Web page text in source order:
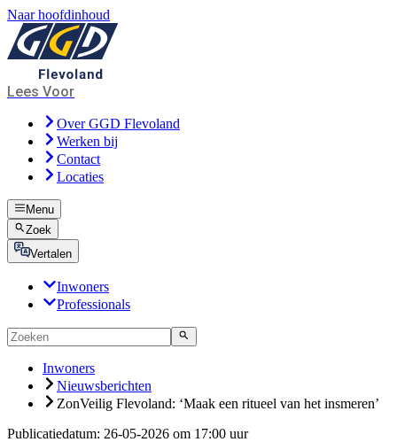
Naar hoofdinhoud
Lees Voor
Over GGD Flevoland
Werken bij
Contact
Locaties
Menu
Zoek
Vertalen
Inwoners
Professionals
Inwoners
Nieuwsberichten
ZonVeilig Flevoland: ‘Maak een ritueel van het insmeren’
Publicatiedatum: 26-05-2026 om 17:00 uur